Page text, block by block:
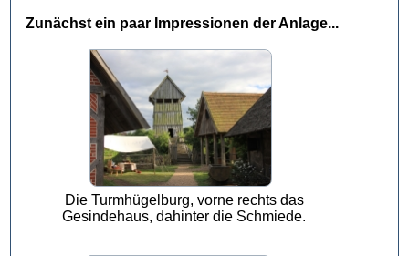
Zunächst ein paar Impressionen der Anlage...
Die Turmhügelburg, vorne rechts das
Gesindehaus, dahinter die Schmiede.